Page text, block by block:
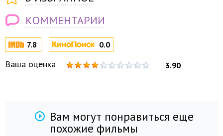
7.8 0.0
Ваша оценка 3.90
КОММЕНТАРИИ
Вам могут понравиться еще
похожие фильмы